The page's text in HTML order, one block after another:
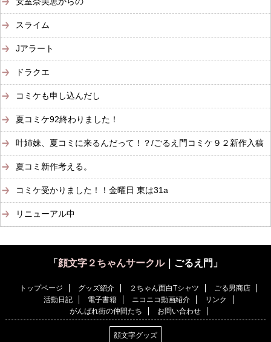
スライム
Jアラート
ドラクエ
コミケも申し込んだし
夏コミケ92終わりました！
叶姉妹、夏コミに来るんだって！？/ごるえ門コミケ９２新作入稿
夏コミ新作考える。
コミケ受かりました！！金曜日 東は31a
リニューアル中
「 顔文字２ちゃんサークル｜ごるえ門」
トップページ グッズ紹介 ２ちゃん面白Tシャツ
ごる男商店
活動日記
電子書籍 ニコニコ動画紹介
リンク
がんばれ街の仲間たち
お問い合わせ
顔文字グッズ